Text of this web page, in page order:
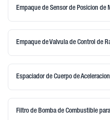
Empaque de Sensor de Posicion de
Empaque de Valvula de Control de
Espaciador de Cuerpo de Aceleracion
Filtro de Bomba de Combustible